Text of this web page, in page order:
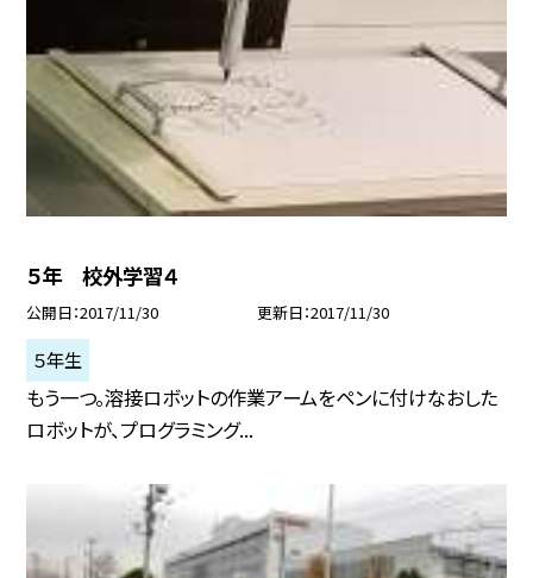
５年 校外学習４
公開日 2017/11/30 更新日 2017/11/30
５年生
もう一つ。溶接ロボットの作業アームをペンに付けなおした
ロボットが、プログラミング...